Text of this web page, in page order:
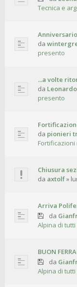
Tecnica e
Anniversario
da
presento
...a volte
da Leonardo
presento
da pionieri
Chiusura
da axtolf»
Arriva
da
Alpina di tutti
BUON
da
Alpina di tutti